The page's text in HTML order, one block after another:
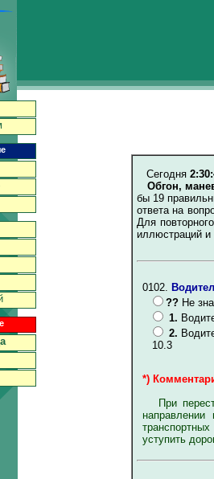
Сегодня
Обгон,
бы 19
ответа на
Для
иллюстраций
0102.
?? Не
1.
2.
10.3
*)
При
уступить